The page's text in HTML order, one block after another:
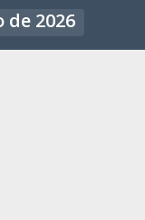
de 2026